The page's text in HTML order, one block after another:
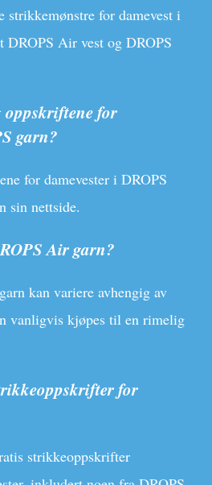
strikkemønstre for damevest i
DROPS Air vest og DROPS
for
garn?
for damevester i DROPS
sin nettside.
Air garn?
kan variere avhengig av
vanligvis kjøpes til en rimelig
for
strikkeoppskrifter